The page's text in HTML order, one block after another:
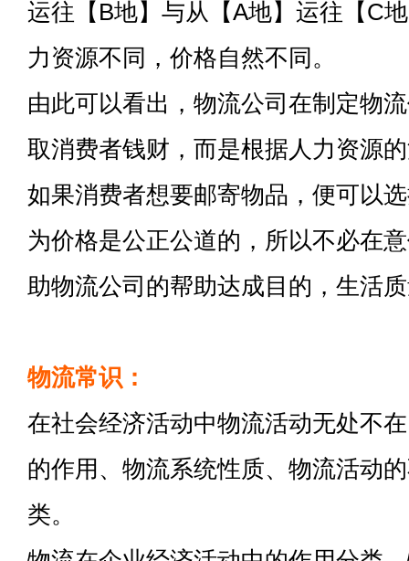
运往【B地】与从【A地】运往【C
力资源不同，价格自然不同。
由此可以看出，物流公司在制定物
取消费者钱财，而是根据人力资源
如果消费者想要邮寄物品，便可以
为价格是公正公道的，所以不必在
助物流公司的帮助达成目的，生活
物流常识：
在社会经济活动中物流活动无处不
的作用、物流系统性质、物流活动
类。